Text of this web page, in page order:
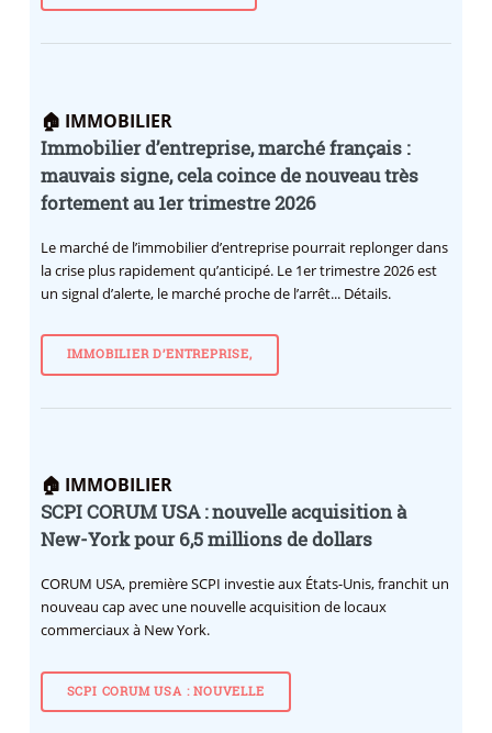
🏠 IMMOBILIER
Immobilier d’entreprise, marché français :
mauvais signe, cela coince de nouveau très
fortement au 1er trimestre 2026
Le marché de l’immobilier d’entreprise pourrait replonger dans
la crise plus rapidement qu’anticipé. Le 1er trimestre 2026 est
un signal d’alerte, le marché proche de l’arrêt... Détails.
IMMOBILIER D’ENTREPRISE,
🏠 IMMOBILIER
SCPI CORUM USA : nouvelle acquisition à
New-York pour 6,5 millions de dollars
CORUM USA, première SCPI investie aux États-Unis, franchit un
nouveau cap avec une nouvelle acquisition de locaux
commerciaux à New York.
SCPI CORUM USA : NOUVELLE